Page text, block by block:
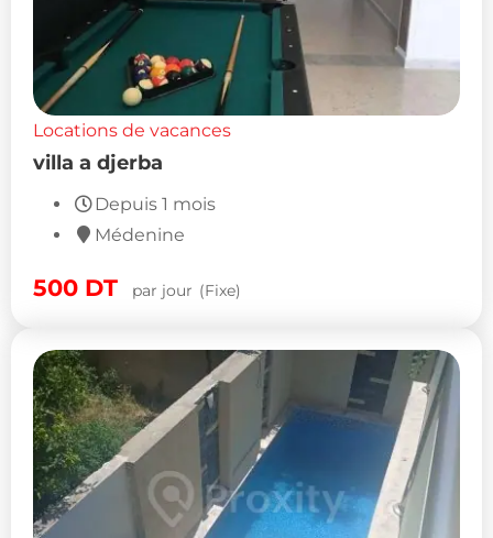
Locations de vacances
villa a djerba
Depuis 1 mois
Médenine
500 DT par jour (Fixe)